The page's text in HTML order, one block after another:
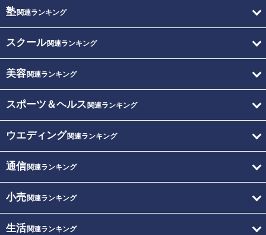
塾関連ランキング
スクール関連ランキング
美容関連ランキング
スポーツ＆ヘルス 関連ランキング
ウエディング関連ランキング
通信関連ランキング
小売関連ランキング
生活関連ランキング